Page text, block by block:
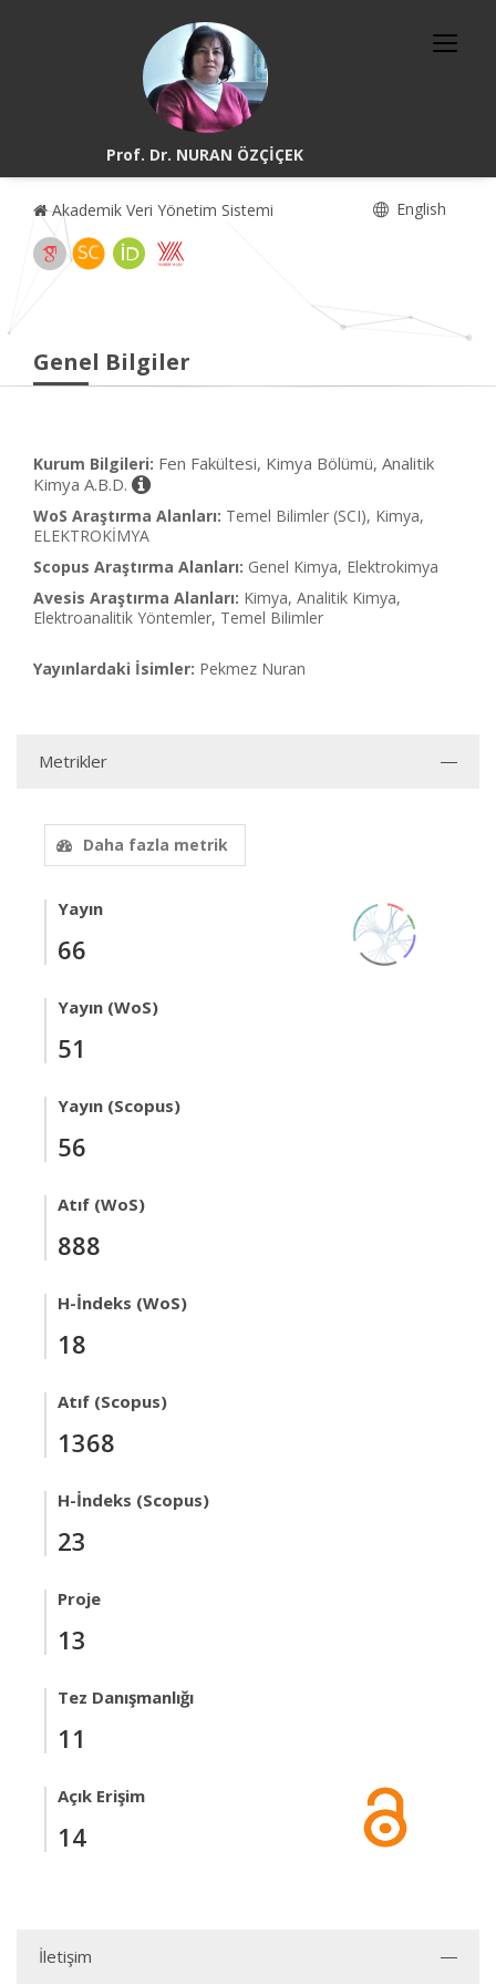
Prof. Dr. NURAN ÖZÇİÇEK
Akademik Veri Yönetim Sistemi English
Genel Bilgiler
Kurum Bilgileri: Fen Fakültesi, Kimya Bölümü, Analitik
Kimya A.B.D.
WoS Araştırma Alanları: Temel Bilimler (SCI), Kimya,
ELEKTROKİMYA
Scopus Araştırma Alanları: Genel Kimya, Elektrokimya
Avesis Araştırma Alanları: Kimya, Analitik Kimya,
Elektroanalitik Yöntemler, Temel Bilimler
Yayınlardaki İsimler: Pekmez Nuran
Metrikler
Daha fazla metrik
Yayın
66
Yayın (WoS)
51
Yayın (Scopus)
56
Atıf (WoS)
888
H-İndeks (WoS)
18
Atıf (Scopus)
1368
H-İndeks (Scopus)
23
Proje
13
Tez Danışmanlığı
11
Açık Erişim
14
İletişim